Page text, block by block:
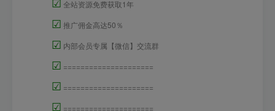
全站资源免费获取1年
☑ 推广佣金高达50％
☑ 内部会员专属【微信】交流群
☑ =====================
☑ =====================
☑ =====================